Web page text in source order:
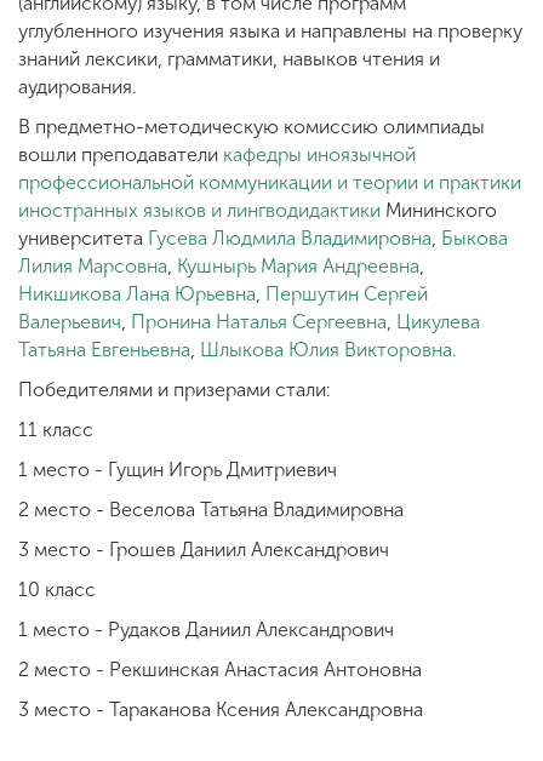
углубленного изучения языка и направлены на проверку
знаний лексики, грамматики, навыков чтения и
аудирования.
В предметно-методическую комиссию олимпиады
вошли преподаватели кафедры иноязычной
профессиональной коммуникации и теории и практики
иностранных языков и лингводидактики Мининского
университета Гусева Людмила Владимировна Быкова
Лилия Марсовна Кушнырь Мария Андреевна
Никшикова Лана Юрьевна Першутин Сергей
Валерьевич Пронина Наталья Сергеевна Цикулева
Татьяна Евгеньевна Шлыкова Юлия Викторовна.
Победителями и призерами стали:
11 класс
1 место - Гущин Игорь Дмитриевич
2 место - Веселова Татьяна Владимировна
3 место - Грошев Даниил Александрович
10 класс
1 место - Рудаков Даниил Александрович
2 место - Рекшинская Анастасия Антоновна
3 место - Тараканова Ксения Александровна